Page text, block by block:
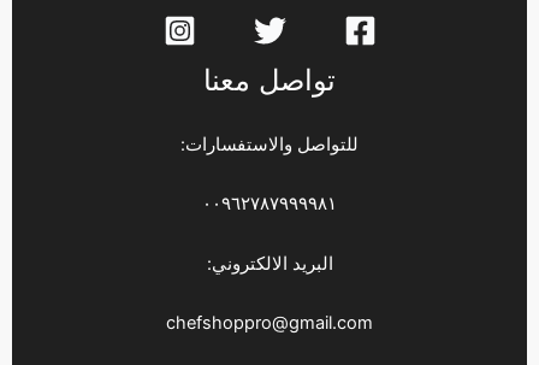
تواصل معنا
للتواصل والاستفسارات:
٠٠٩٦٢٧٨٧٩٩٩٩٨١
البريد الالكتروني:
chefshoppro@gmail.com